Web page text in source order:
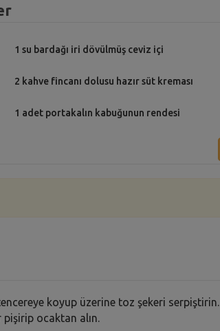
1 su bardağı iri dövülmüş ceviz içi
2 kahve fincanı dolusu hazır süt kreması
1 adet portakalın kabuğunun rendesi
koyup üzerine toz şekeri
pişirip ocaktan alın.